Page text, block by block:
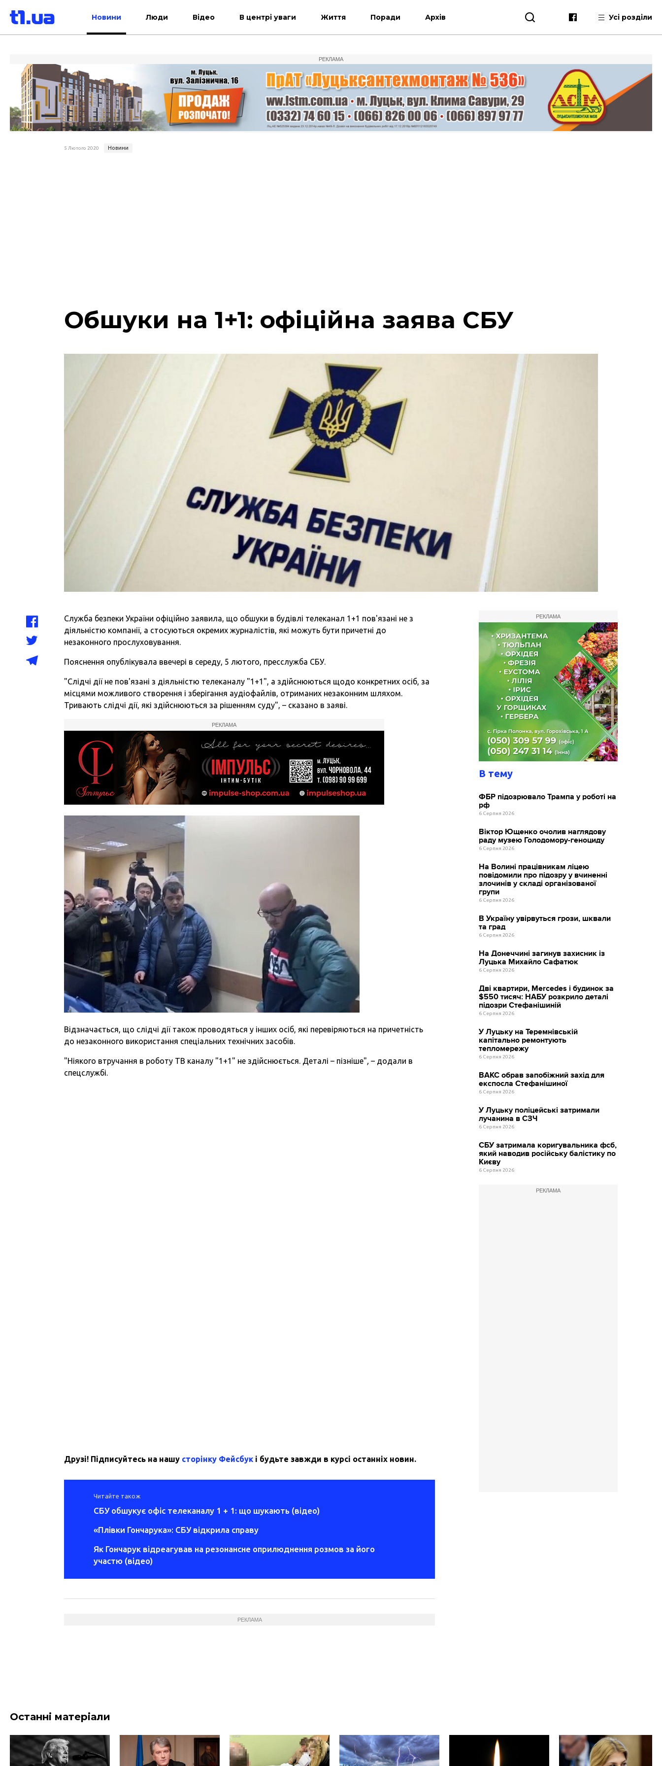
Новини Люди Відео В центрі уваги Життя Поради Архів Усі розділи
РЕКЛАМА
5 Лютого 2020 Новини
Обшуки на 1+1: офіційна заява СБУ
Служба безпеки України офіційно заявила, що обшуки в будівлі телеканал 1+1 пов'язані не з
діяльністю компанії, а стосуються окремих журналістів, які можуть бути причетні до
незаконного прослуховування.
Пояснення опублікувала ввечері в середу, 5 лютого, пресслужба СБУ.
"Слідчі дії не пов'язані з діяльністю телеканалу "1+1", а здійснюються щодо конкретних осіб, за
місцями можливого створення і зберігання аудіофайлів, отриманих незаконним шляхом.
Тривають слідчі дії, які здійснюються за рішенням суду", – сказано в заяві.
РЕКЛАМА
Відзначається, що слідчі дії також проводяться у інших осіб, які перевіряються на причетність
до незаконного використання спеціальних технічних засобів.
"Ніякого втручання в роботу ТВ каналу "1+1" не здійснюється. Деталі – пізніше", – додали в
спецслужбі.
Друзі! Підписуйтесь на нашу сторінку Фейсбук і будьте завжди в курсі останніх новин.
Читайте також
СБУ обшукує офіс телеканалу 1 + 1: що шукають (відео)
«Плівки Гончарука»: СБУ відкрила справу
Як Гончарук відреагував на резонансне оприлюднення розмов за його
участю (відео)
РЕКЛАМА
РЕКЛАМА
В тему
ФБР підозрювало Трампа у роботі на
рф
6 Серпня 2026
Віктор Ющенко очолив наглядову
раду музею Голодомору-геноциду
6 Серпня 2026
На Волині працівникам ліцею
повідомили про підозру у вчиненні
злочинів у складі організованої
групи
6 Серпня 2026
В Україну увірвуться грози, шквали
та град
6 Серпня 2026
На Донеччині загинув захисник із
Луцька Михайло Сафатюк
6 Серпня 2026
Дві квартири, Mercedes і будинок за
$550 тисяч: НАБУ розкрило деталі
підозри Стефанішиній
6 Серпня 2026
У Луцьку на Теремнівській
капітально ремонтують
тепломережу
6 Серпня 2026
ВАКС обрав запобіжний захід для
експосла Стефанішиної
6 Серпня 2026
У Луцьку поліцейські затримали
лучанина в СЗЧ
6 Серпня 2026
СБУ затримала коригувальника фсб,
який наводив російську балістику по
Києву
6 Серпня 2026
РЕКЛАМА
Останні матеріали